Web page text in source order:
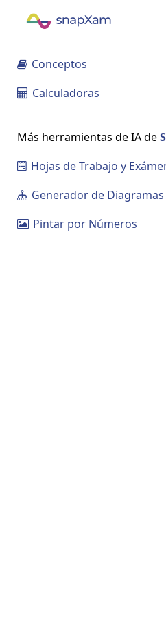
 Conceptos
 Calculadoras
Más herramientas de IA de
 Hojas de Trabajo y
 Generador de Diagramas
 Pintar por Números